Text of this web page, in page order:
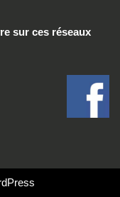
sur ces réseaux